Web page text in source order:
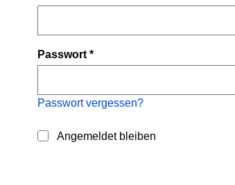
Passwort*
Passwort vergessen?
Angemeldet bleiben